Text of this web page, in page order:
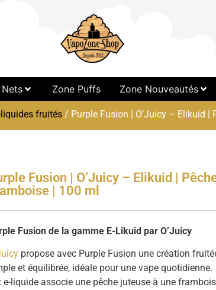
Zone Puffs Zone Nouveautés
liquides fruités / Purple Fusion | O’Juicy – Elikuid |
Fusion | O’Juicy – Elikuid |
| 100 ml
Fusion de la gamme E-Likuid par O’Juicy
propose avec Purple Fusion une création
et équilibrée, idéale pour une vape quotidienne.
e-liquide associe une pêche juteuse à une